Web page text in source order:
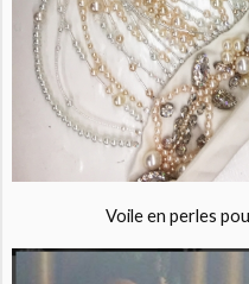
Voile en perles